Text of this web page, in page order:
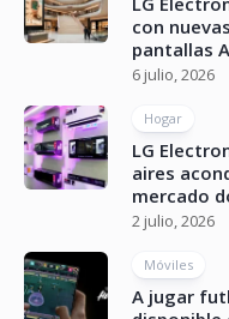
con
pantallas
6 julio, 2026
Hogar
LG
aires
mercado
2 julio, 2026
Móviles
A jugar